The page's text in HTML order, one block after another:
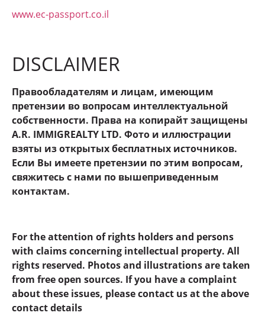
www.ec-passport.co.il
DISCLAIMER
Правообладателям и лицам, имеющим
претензии во вопросам интеллектуальной
собственности. Права на копирайт защищены
A.R. IMMIGREALTY LTD. Фото и иллюстрации
взяты из открытых бесплатных источников.
Если Вы имеете претензии по этим вопросам,
свяжитесь с нами по вышеприведенным
контактам.
For the attention of rights holders and persons
with claims concerning intellectual property. All
rights reserved. Photos and illustrations are taken
from free open sources. If you have a complaint
about these issues, please contact us at the above
contact details